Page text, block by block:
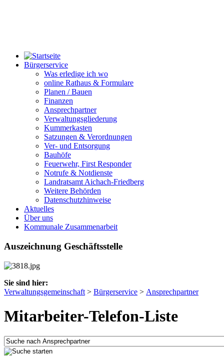
Bürgerservice
Was erledige ich wo
online Rathaus & Formulare
Planen / Bauen
Finanzen
Ansprechpartner
Verwaltungsgliederung
Kummerkasten
Satzungen & Verordnungen
Ver- und Entsorgung
Bauhöfe
Feuerwehr, First Responder
Notrufe & Notdienste
Landratsamt Aichach-Friedberg
Weitere Behörden
Datenschutzhinweise
Aktuelles
Über uns
Kommunale Zusammenarbeit
Auszeichnung Geschäftsstelle
Sie sind hier:
Verwaltungsgemeinschaft > Bürgerservice > Ansprechpartner
Mitarbeiter-Telefon-Liste